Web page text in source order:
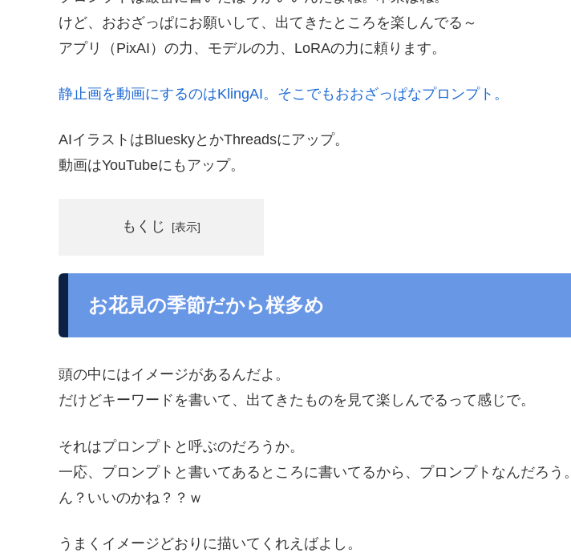
けど、おおざっぱにお願いして、出てきたところを楽しんでる～
アプリ（PixAI）の力、モデルの力、LoRAの力に頼ります。
静止画を動画にするのはKlingAI。そこでもおおざっぱなプロンプト。
AIイラストはBlueskyとかThreadsにアップ。
動画はYouTubeにもアップ。
もくじ
お花見の季節だから桜多め
頭の中にはイメージがあるんだよ。
だけどキーワードを書いて、出てきたものを見て楽しんでるって感じで。
それはプロンプトと呼ぶのだろうか。
一応、プロンプトと書いてあるところに書いてるから、プロンプトなんだろう。
ん？いいのかね？？ｗ
うまくイメージどおりに描いてくれえばよし。